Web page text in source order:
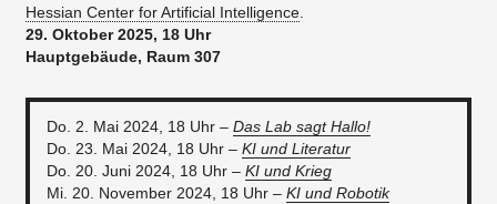
Hessian Center for Artificial Intelligence
29. Oktober 2025, 18 Uhr
Hauptgebäude, Raum 307
Do. 2. Mai 2024, 18 Uhr – Das Lab sagt Hallo!
Do. 23. Mai 2024, 18 Uhr – KI und Literatur
Do. 20. Juni 2024, 18 Uhr – KI und Krieg
Mi. 20. November 2024, 18 Uhr – KI und Robotik